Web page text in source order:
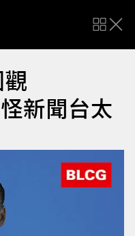
新聞台太